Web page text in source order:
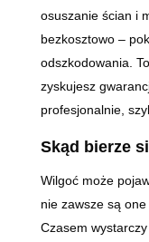
osuszanie ścian i
bezkosztowo –
odszkodowania.
zyskujesz
profesjonalnie,
Skąd bierze
Wilgoć może
nie zawsze są
Czasem